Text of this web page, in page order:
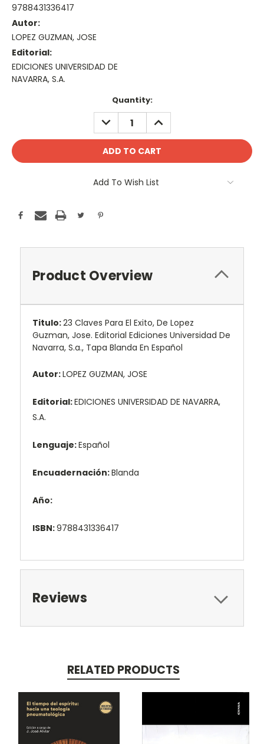
9788431336417
Autor:
LOPEZ GUZMAN, JOSE
Editorial:
EDICIONES UNIVERSIDAD DE
NAVARRA, S.A.
Quantity:
DECREASE
QUANTITY:
INCREASE
QUANTITY:
Add To Wish List
Product Overview
Titulo:23 Claves Para El Exito, De Lopez
Guzman, Jose. Editorial Ediciones Universidad De
Navarra, S.a., Tapa Blanda En Español
Autor:LOPEZ GUZMAN, JOSE
Editorial:EDICIONES UNIVERSIDAD DE NAVARRA,
S.A.
Lenguaje:Español
Encuadernación:Blanda
Año:
ISBN:9788431336417
Reviews
RELATED PRODUCTS